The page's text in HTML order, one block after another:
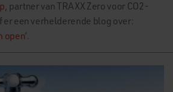
, partner van TRAXX Zero voor CO2-
er een verhelderende blog over:
open‘.